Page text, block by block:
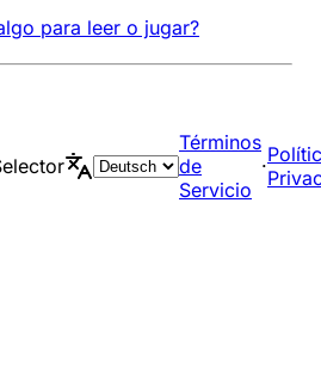
para leer o jugar?
Términos
de
Servicio
·